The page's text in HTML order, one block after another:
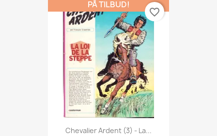
Chevalier Ardent (3) - La...
PÅ TILBUD!
favorite_border